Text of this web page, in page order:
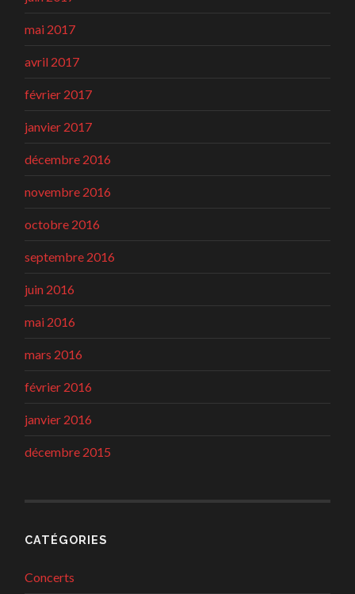
mai 2017
avril 2017
février 2017
janvier 2017
décembre 2016
novembre 2016
octobre 2016
septembre 2016
juin 2016
mai 2016
mars 2016
février 2016
janvier 2016
décembre 2015
CATÉGORIES
Concerts